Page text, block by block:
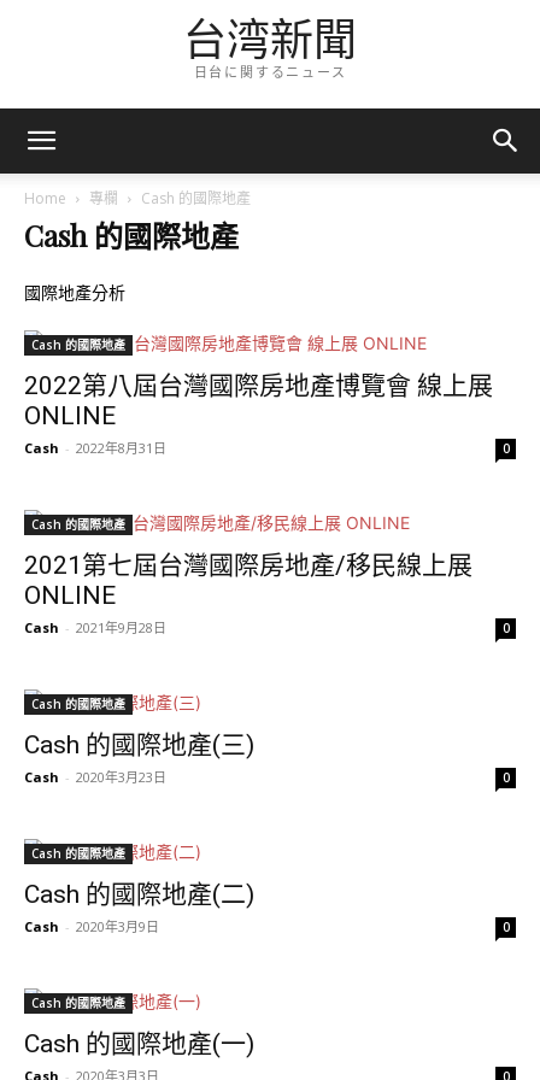
台湾新聞
日台に関するニュース
Home 專欄 Cash 的國際地產
Cash 的國際地產
國際地產分析
Cash 的國際地產
2022第八屆台灣國際房地產博覽會 線上展
ONLINE
Cash - 2022年8月31日 0
Cash 的國際地產
2021第七屆台灣國際房地產/移民線上展
ONLINE
Cash - 2021年9月28日 0
Cash 的國際地產
Cash 的國際地產(三)
Cash - 2020年3月23日 0
Cash 的國際地產
Cash 的國際地產(二)
Cash - 2020年3月9日 0
Cash 的國際地產
Cash 的國際地產(一)
Cash - 2020年3月3日 0